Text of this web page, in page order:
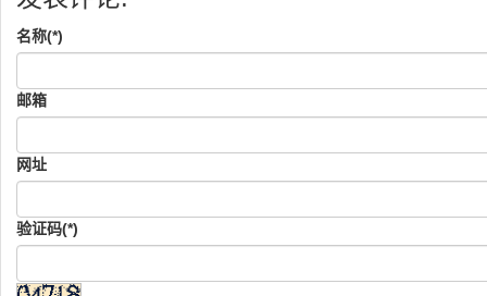
名称(*)
邮箱
网址
验证码(*)